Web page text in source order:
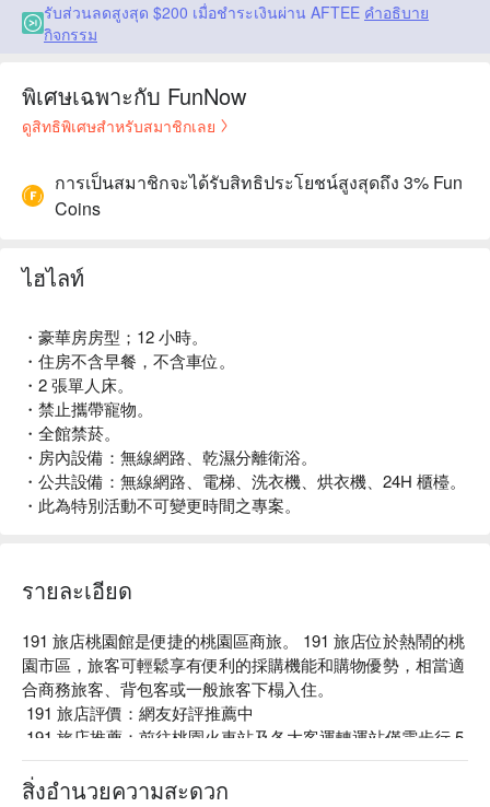
รับส่วนลดสูงสุด $200 เมื่อชำระเงินผ่าน AFTEE คำอธิบาย
กิจกรรม
พิเศษเฉพาะกับ FunNow
ดูสิทธิพิเศษสำหรับสมาชิกเลย
การเป็นสมาชิกจะได้รับสิทธิประโยชน์สูงสุดถึง 3% Fun
Coins
ไฮไลท์
・豪華房房型；12 小時。
・住房不含早餐，不含車位。
・2 張單人床。
・禁止攜帶寵物。
・全館禁菸。
・房內設備：無線網路、乾濕分離衛浴。
・公共設備：無線網路、電梯、洗衣機、烘衣機、24H 櫃檯。
・此為特別活動不可變更時間之專案。
รายละเอียด
191 旅店桃園館是便捷的桃園區商旅。 191 旅店位於熱鬧的桃
園市區，旅客可輕鬆享有便利的採購機能和購物優勢，相當適
合商務旅客、背包客或一般旅客下榻入住。
分鐘。提供多間高雅簡易的套房房型，含有特殊風格的獨特壁
紙， 搭配輕甜的繽紛色彩和高雅的家具設備，打造出溫馨舒
สิ่งอำนวยความสะดวก